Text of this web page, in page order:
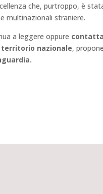
che, purtroppo, è
multinazionali straniere.
a leggere oppure
territorio nazionale,